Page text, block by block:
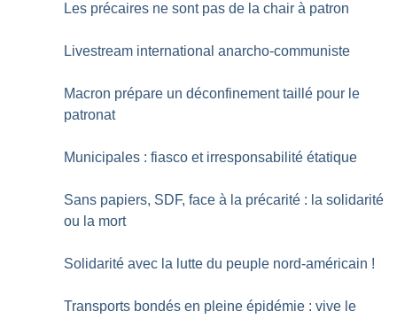
Les précaires ne sont pas de la chair à patron
Livestream international anarcho-communiste
Macron prépare un déconfinement taillé pour le
patronat
Municipales : fiasco et irresponsabilité étatique
Sans papiers, SDF, face à la précarité : la solidarité
ou la mort
Solidarité avec la lutte du peuple nord-américain !
Transports bondés en pleine épidémie : vive le